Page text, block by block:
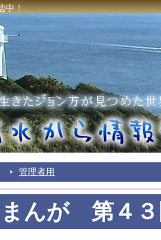
中！
管理者用
んが 第４